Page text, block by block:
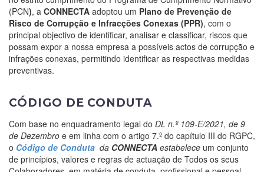
(PCN), a CONNECTA adoptou um Plano de Prevenção de
Risco de Corrupção e Infracções Conexas (PPR), com o
principal objectivo de identificar, analisar e classificar, riscos que
possam expor a nossa empresa a possíveis actos de corrupção e
infrações conexas, permitindo identificar as respectivas medidas
preventivas.
CÓDIGO DE CONDUTA
Com base no enquadramento legal do DL n.º 109-E/2021, de 9
de Dezembro e em linha com o artigo 7.º do capítulo III do RGPC,
o Código de Conduta da CONNECTA estabelece um conjunto
de princípios, valores e regras de actuação de Todos os seus